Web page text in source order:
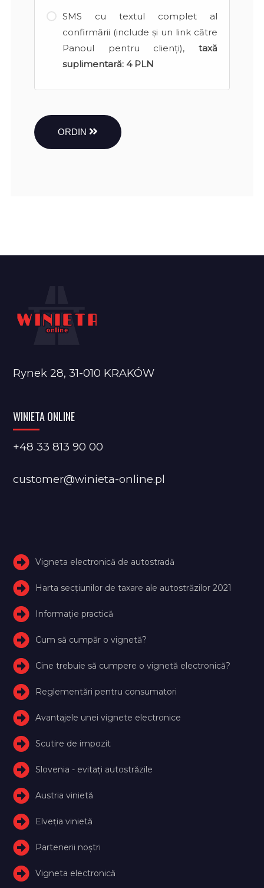
SMS cu textul complet al
confirmării (include și un link către
Panoul pentru clienți), taxă
suplimentară: 4 PLN
ORDIN
Rynek 28, 31-010 KRAKÓW
WINIETA ONLINE
+48 33 813 90 00
customer@winieta-online.pl
Vigneta electronică de autostradă
Harta secțiunilor de taxare ale autostrăzilor 2021
Informație practică
Cum să cumpăr o vignetă?
Cine trebuie să cumpere o vignetă electronică?
Reglementări pentru consumatori
Avantajele unei vignete electronice
Scutire de impozit
Slovenia - evitați autostrăzile
Austria vinietă
Elveţia vinietă
Partenerii noștri
Vigneta electronică